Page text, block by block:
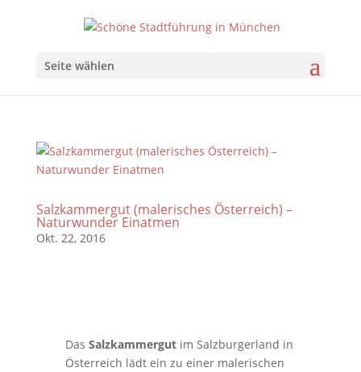
Seite wählen
Salzkammergut (malerisches Österreich) –
Naturwunder Einatmen
Okt. 22, 2016
Das Salzkammergutim Salzburgerland in
Österreich lädt ein zu einer malerischen